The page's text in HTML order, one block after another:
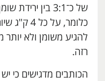
של כ־3:1 בין
להגיע משומן ולא
רזה.
הכותבים מדגישים כי